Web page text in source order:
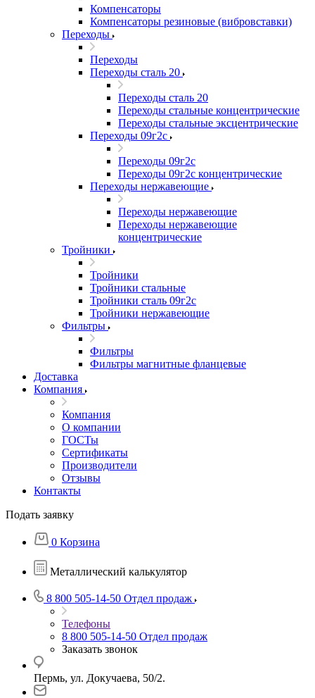
Компенсаторы
Компенсаторы резиновые (вибровставки)
Переходы
Переходы
Переходы сталь 20
Переходы сталь 20
Переходы стальные концентрические
Переходы стальные эксцентрические
Переходы 09г2с
Переходы 09г2с
Переходы 09г2с концентрические
Переходы нержавеющие
Переходы нержавеющие
Переходы нержавеющие
концентрические
Тройники
Тройники
Тройники стальные
Тройники сталь 09г2с
Тройники нержавеющие
Фильтры
Фильтры
Фильтры магнитные фланцевые
Доставка
Компания
Компания
О компании
ГОСТы
Сертификаты
Производители
Отзывы
Контакты
Подать заявку
0 Корзина
Металлический калькулятор
8 800 505-14-50 Отдел продаж
Телефоны
8 800 505-14-50 Отдел продаж
Заказать звонок
Пермь, ул. Докучаева, 50/2.